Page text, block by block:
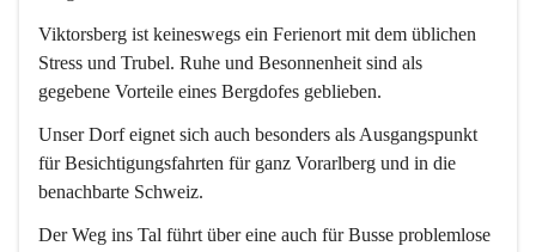
Viktorsberg ist keineswegs ein Ferienort mit dem üblichen
Stress und Trubel. Ruhe und Besonnenheit sind als
gegebene Vorteile eines Bergdofes geblieben.
Unser Dorf eignet sich auch besonders als Ausgangspunkt
für Besichtigungsfahrten für ganz Vorarlberg und in die
benachbarte Schweiz.
Der Weg ins Tal führt über eine auch für Busse problemlose